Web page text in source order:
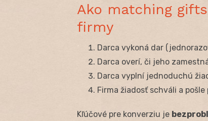
Ako matching
firmy
Darca vykoná dar
Darca overí, či jeho
Darca vyplní jednoduchú
Firma žiadosť schváli a
Kľúčové pre konverziu je